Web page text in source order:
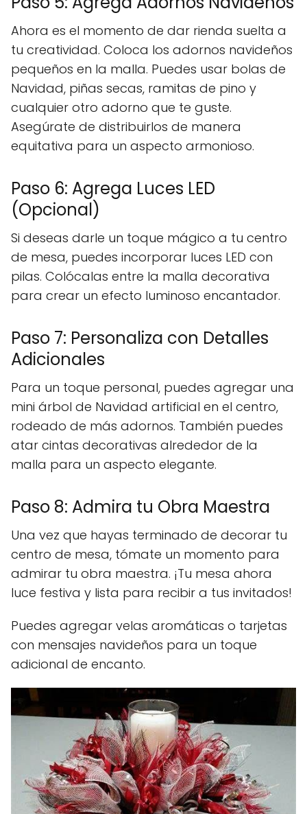
Ahora es el momento de dar rienda suelta a
tu creatividad. Coloca los adornos navideños
pequeños en la malla. Puedes usar bolas de
Navidad, piñas secas, ramitas de pino y
cualquier otro adorno que te guste.
Asegúrate de distribuirlos de manera
equitativa para un aspecto armonioso.
Paso 6: Agrega Luces LED
(Opcional)
Si deseas darle un toque mágico a tu centro
de mesa, puedes incorporar luces LED con
pilas. Colócalas entre la malla decorativa
para crear un efecto luminoso encantador.
Paso 7: Personaliza con Detalles
Adicionales
Para un toque personal, puedes agregar una
mini árbol de Navidad artificial en el centro,
rodeado de más adornos. También puedes
atar cintas decorativas alrededor de la
malla para un aspecto elegante.
Paso 8: Admira tu Obra Maestra
Una vez que hayas terminado de decorar tu
centro de mesa, tómate un momento para
admirar tu obra maestra. ¡Tu mesa ahora
luce festiva y lista para recibir a tus invitados!
Puedes agregar velas aromáticas o tarjetas
con mensajes navideños para un toque
adicional de encanto.